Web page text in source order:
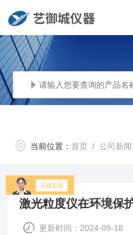
当前位置：首页 /公司新闻
激光粒度仪在环境保
更新时间：2024-09-18